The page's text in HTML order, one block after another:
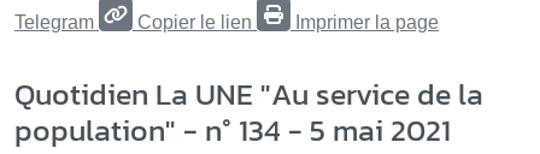
Telegram Copier le lien Imprimer la page
Quotidien La UNE "Au service de la
population" - n° 134 - 5 mai 2021